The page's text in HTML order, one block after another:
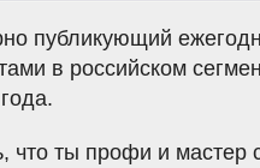
публикующий
в российском
что ты профи и мастер